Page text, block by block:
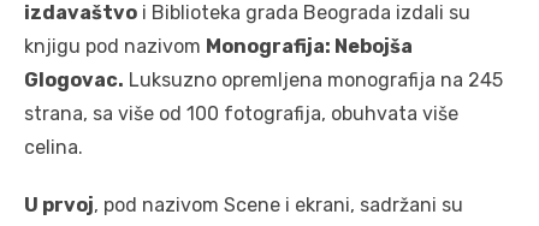
izdavaštvo i Biblioteka grada Beograda izdali su
knjigu pod nazivom Monografija: Nebojša
Glogovac. Luksuzno opremljena monografija na 245
strana, sa više od 100 fotografija, obuhvata više
celina.
U prvoj, pod nazivom Scene i ekrani, sadržani su